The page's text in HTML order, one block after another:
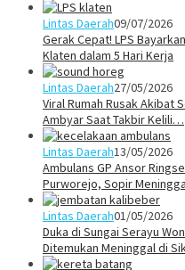
Lintas Daerah09/07/2026
Gerak Cepat! LPS
Klaten dalam 5 Hari Kerja
Lintas Daerah27/05/2026
Viral Rumah Rusak Akibat
Ambyar Saat Takbir Kelili…
Lintas Daerah13/05/2026
Ambulans GP Ansor
Purworejo, Sopir
Lintas Daerah01/05/2026
Duka di Sungai Serayu
Ditemukan Meninggal di